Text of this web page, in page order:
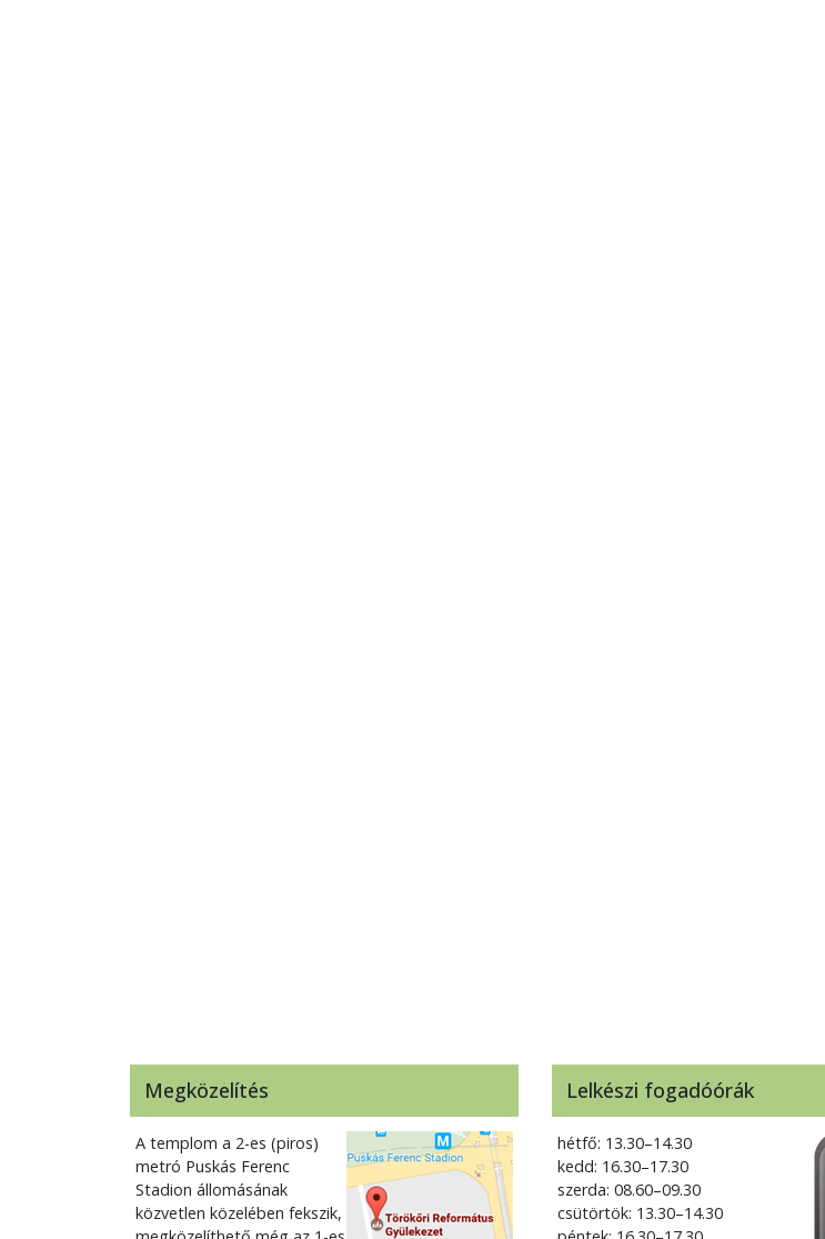
Megközelítés
A templom a 2-es (piros)
metró Puskás Ferenc
Stadion állomásának
közvetlen közelében fekszik,
Lelkészi fogadóórák
hétfő: 13.30–14.30
kedd: 16.30–17.30
szerda: 08.60–09.30
csütörtök: 13.30–14.30